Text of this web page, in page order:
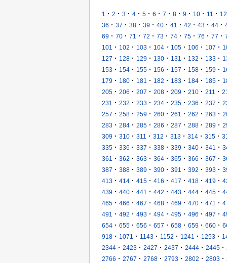
1 · 2 · 3 · 4 · 5 · 6 · 7 · 8 · 9 · 10 · 11 · 12
36 · 37 · 38 · 39 · 40 · 41 · 42 · 43 · 44 ·
69 · 70 · 71 · 72 · 73 · 74 · 75 · 76 · 77 ·
101
· 102 · 103 · 104 · 105 · 106 · 107 ·
127 · 128 · 129 · 130 · 131 · 132 · 133 ·
153 · 154 · 155 · 156 · 157 · 158 · 159 ·
179 · 180 · 181 · 182 · 183 · 184 · 185 ·
205 · 206 · 207 · 208 · 209 · 210 · 211 ·
231
· 232 · 233 · 234 · 235 · 236 · 237 ·
257 · 258 · 259 · 260 · 261 · 262 · 263 ·
283 · 284 · 285 · 286 · 287 · 288 · 289 ·
309 · 310 · 311 · 312 · 313 · 314 · 315 ·
335 · 336 · 337 · 338 · 339 · 340 · 341 ·
361
· 362 · 363 · 364 · 365 · 366 · 367 ·
387 · 388 · 389 · 390 · 391 · 392 · 393 ·
413 · 414 · 415 · 416 · 417 · 418 · 419 ·
439 · 440 · 441 · 442 · 443 · 444 · 445 ·
465 · 466 · 467 · 468 · 469 · 470 · 471 ·
491
· 492 · 493 · 494 · 495 · 496 · 497 ·
654 · 655 · 656 · 657 · 658 · 659 · 660 ·
918 · 1071 · 1143 · 1152 · 1241 · 1253 ·
2344 · 2423 · 2427 · 2437 · 2444 · 2445 ·
2766 · 2767 · 2768 · 2793 · 2802 · 2803 ·